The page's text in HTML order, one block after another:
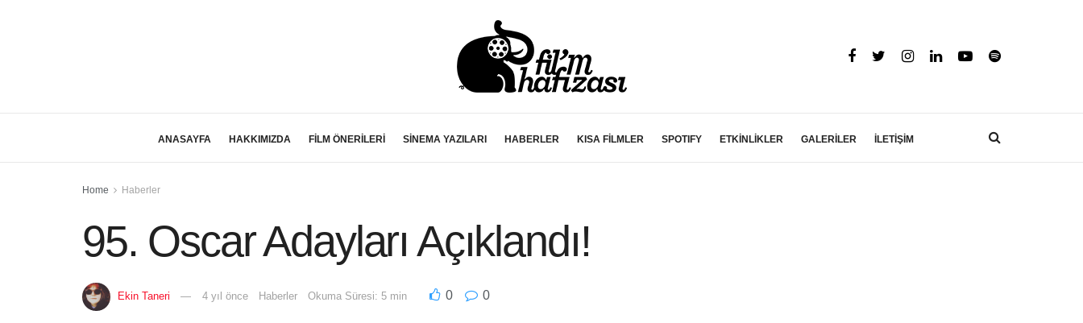
ANASAYFA HAKKIMIZDA FİLM ÖNERİLERİ SİNEMA YAZILARI HABERLER KISA FİLMLER SPOTIFY ETKİNLİKLER GALERİLER İLETİŞİM
Home Haberler
95. Oscar Adayları Açıklandı!
Ekin Taneri 4 yıl önce Haberler Okuma Süresi: 5 min 0 0